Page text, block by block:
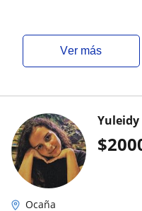
ver más
$
Yuleidy
Ocaña